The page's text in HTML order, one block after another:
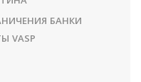
БАНКИ
VASP